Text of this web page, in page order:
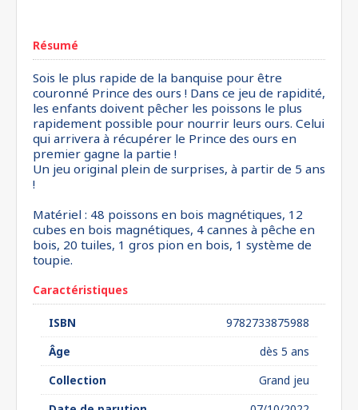
Résumé
Sois le plus rapide de la banquise pour être
couronné Prince des ours ! Dans ce jeu de rapidité,
les enfants doivent pêcher les poissons le plus
rapidement possible pour nourrir leurs ours. Celui
qui arrivera à récupérer le Prince des ours en
premier gagne la partie !
Un jeu original plein de surprises, à partir de 5 ans
!
Matériel : 48 poissons en bois magnétiques, 12
cubes en bois magnétiques, 4 cannes à pêche en
bois, 20 tuiles, 1 gros pion en bois, 1 système de
toupie.
Caractéristiques
ISBN
9782733875988
Âge
dès 5 ans
Collection
Grand jeu